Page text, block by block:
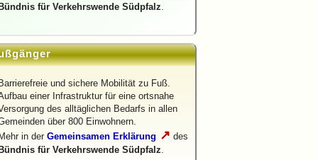
für Verkehrswende Südpfalz.
und sichere Mobilität zu Fuß.
einer Infrastruktur für eine ortsnahe
des alltäglichen Bedarfs in allen
über 800 Einwohnern.
in der Gemeinsamen Erklärung ↗ des
für Verkehrswende Südpfalz.